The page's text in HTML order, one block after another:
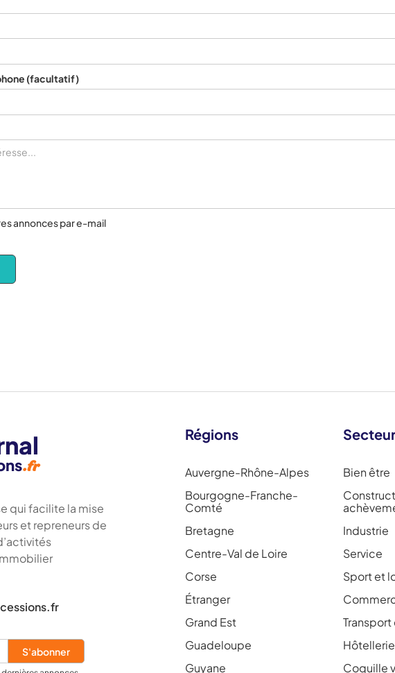
(facultatif)
annonces par e-mail
.fr
qui facilite la mise
et repreneurs de
Régions
Auvergne-Rhône-Alpes
Bourgogne-Franche-
Comté
Bretagne
Centre-Val de Loire
Corse
Étranger
Grand Est
Guadeloupe
Guyane
Bien être
Industrie
Service
Sport et
Coquille